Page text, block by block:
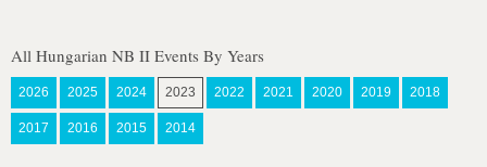
All Hungarian NB II Events By Years
2026 2025 2024 2023 2022 2021 2020 2019 2018
2017 2016 2015 2014